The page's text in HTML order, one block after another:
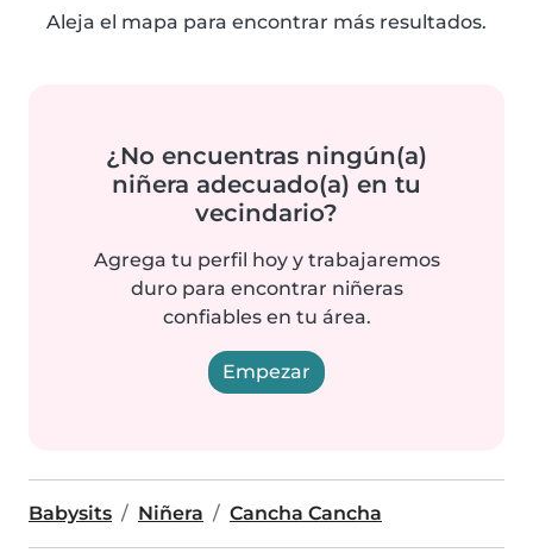
Aleja el mapa para encontrar más resultados.
¿No encuentras ningún(a)
niñera adecuado(a) en tu
vecindario?
Agrega tu perfil hoy y trabajaremos
duro para encontrar niñeras
confiables en tu área.
Empezar
Babysits Niñera Cancha Cancha